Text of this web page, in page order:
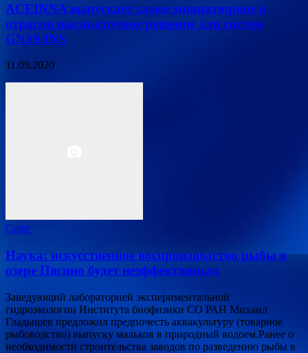
ACEINNA выпускает самое миниатюрное в
отрасли высокоточное решение для систем
GNSS/INS
11.09.2020
Софт
Наука: искусственное воспроизводство рыбы в
озере Пясино будет неэффективным
Заведующий лабораторией экспериментальной
гидроэкологии Института биофизики СО РАН Михаил
Гладышев предложил предпочесть аквакультуру (товарное
рыбоводство) выпуску мальков в природный водоем.Ранее о
необходимости строительства заводов по разведению рыбы в